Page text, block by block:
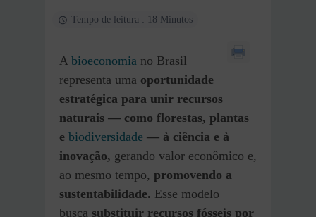
Tempo de leitura : 18 Minutos
A bioeconomia no Brasil
representa uma oportunidade
estratégica para unir recursos
naturais — como florestas, plantas
e biodiversidade — à ciência e à
inovação, gerando valor econômico e,
ao mesmo tempo, promovendo a
sustentabilidade. Esse modelo
busca substituir recursos fósseis por